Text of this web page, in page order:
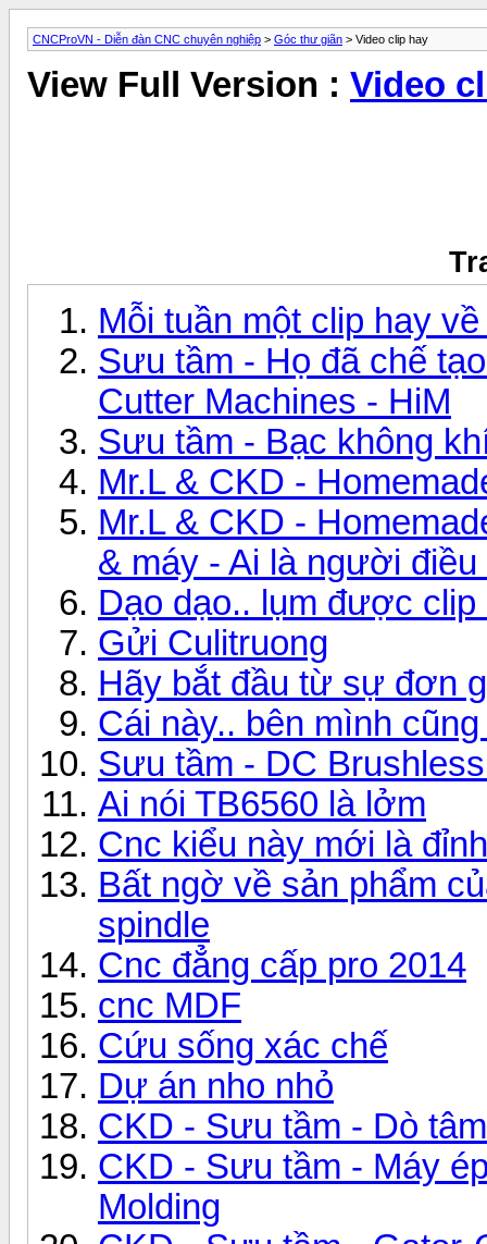
CNCProVN - Diễn đàn CNC chuyên nghiệp > Góc thư giãn > Video clip hay
View Full Version : Video
Mỗi tuần một clip hay
Sưu tầm - Họ đã chế
Cutter Machines - HiM
Sưu tầm - Bạc không
Mr.L & CKD -
Mr.L & CKD -
& máy - Ai là người điều
Dạo dạo.. lụm được
Gửi Culitruong
Hãy bắt đầu từ sự đơn
Cái này.. bên mình
Sưu tầm - DC
Ai nói TB6560 là lởm
Cnc kiểu này mới là
Bất ngờ về sản phẩm
spindle
Cnc đẳng cấp pro 2014
cnc MDF
Cứu sống xác chế
Dự án nho nhỏ
CKD - Sưu tầm - Dò
CKD - Sưu tầm - Máy
Molding